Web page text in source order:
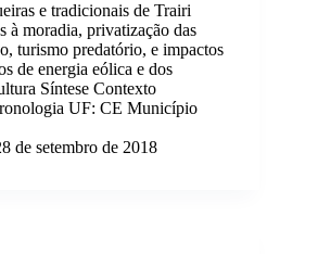
e tradicionais de Trairi
à moradia, privatização das
turismo predatório, e impactos
de energia eólica e dos
Síntese Contexto
UF: CE Município
de setembro de 2018